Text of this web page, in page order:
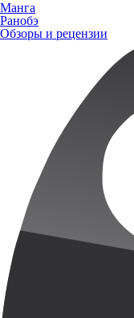
Манга
Ранобэ
Обзоры и рецензии